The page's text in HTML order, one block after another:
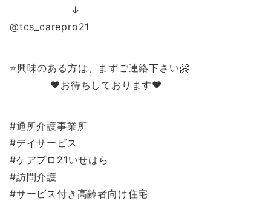
↓
@tcs_carepro21
⭐️興味のある方は、まずご連絡下さい🤗
❤️お待ちしております❤️
#通所介護事業所
#デイサービス
#ケアプロ21いせはら
#訪問介護
#サービス付き高齢者向け住宅